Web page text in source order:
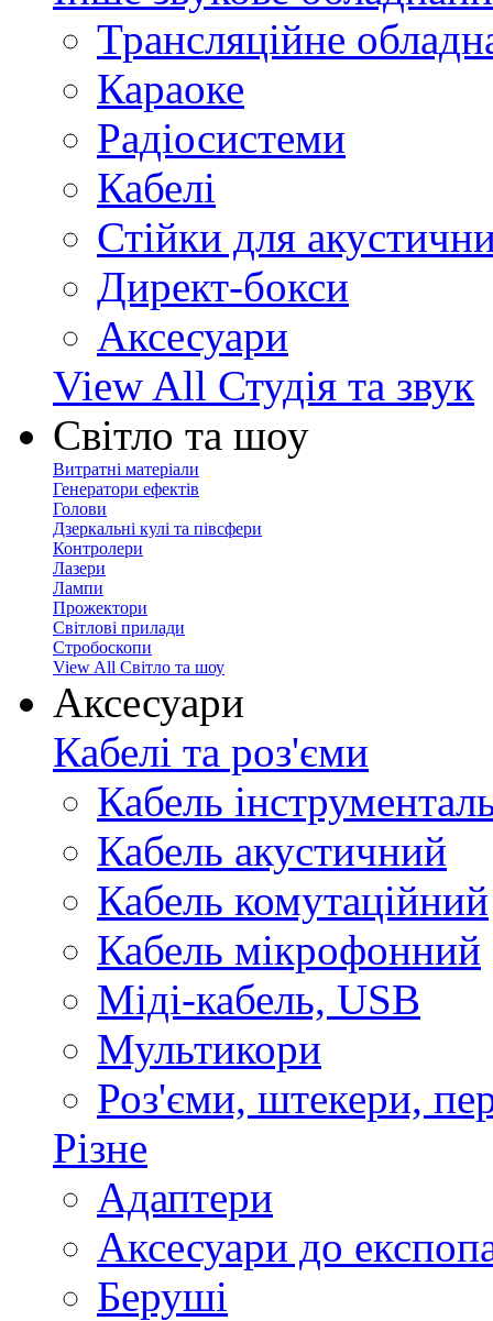
Трансляційне
Караоке
Радіосистеми
Кабелі
Стійки для
Директ-бокси
Аксесуари
View All Студія та звук
Світло та шоу
Витратні матеріали
Генератори ефектів
Голови
Дзеркальні кулі та півсфери
Контролери
Лазери
Лампи
Прожектори
Світлові прилади
Стробоскопи
View All Світло та шоу
Аксесуари
Кабелі та роз'єми
Кабель
Кабель акустичний
Кабель комутаційний
Кабель мікрофонний
Міді-кабель, USB
Мультикори
Роз'єми, штекери,
Різне
Адаптери
Аксесуари до
Беруші